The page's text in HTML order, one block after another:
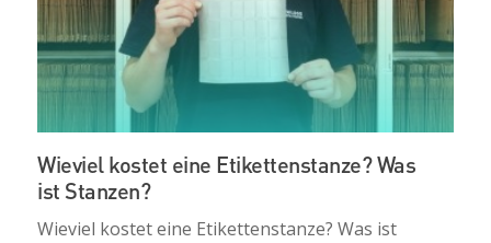
Wieviel kostet eine Etikettenstanze? Was
ist Stanzen?
Wieviel kostet eine Etikettenstanze? Was ist